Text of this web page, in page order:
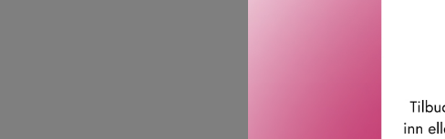
Leverandørs artikkelnummer: